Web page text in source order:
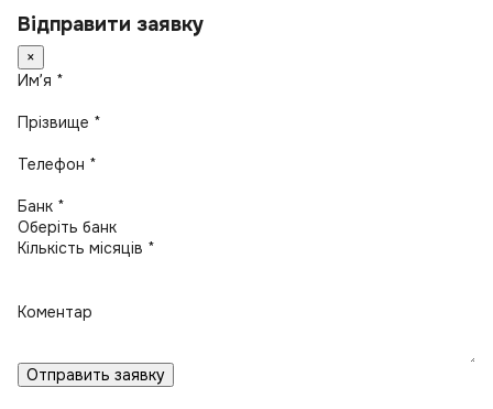
Відправити заявку
×
Имʼя *
Прізвище *
Телефон *
Банк *
Кількість місяців *
Коментар
Отправить заявку